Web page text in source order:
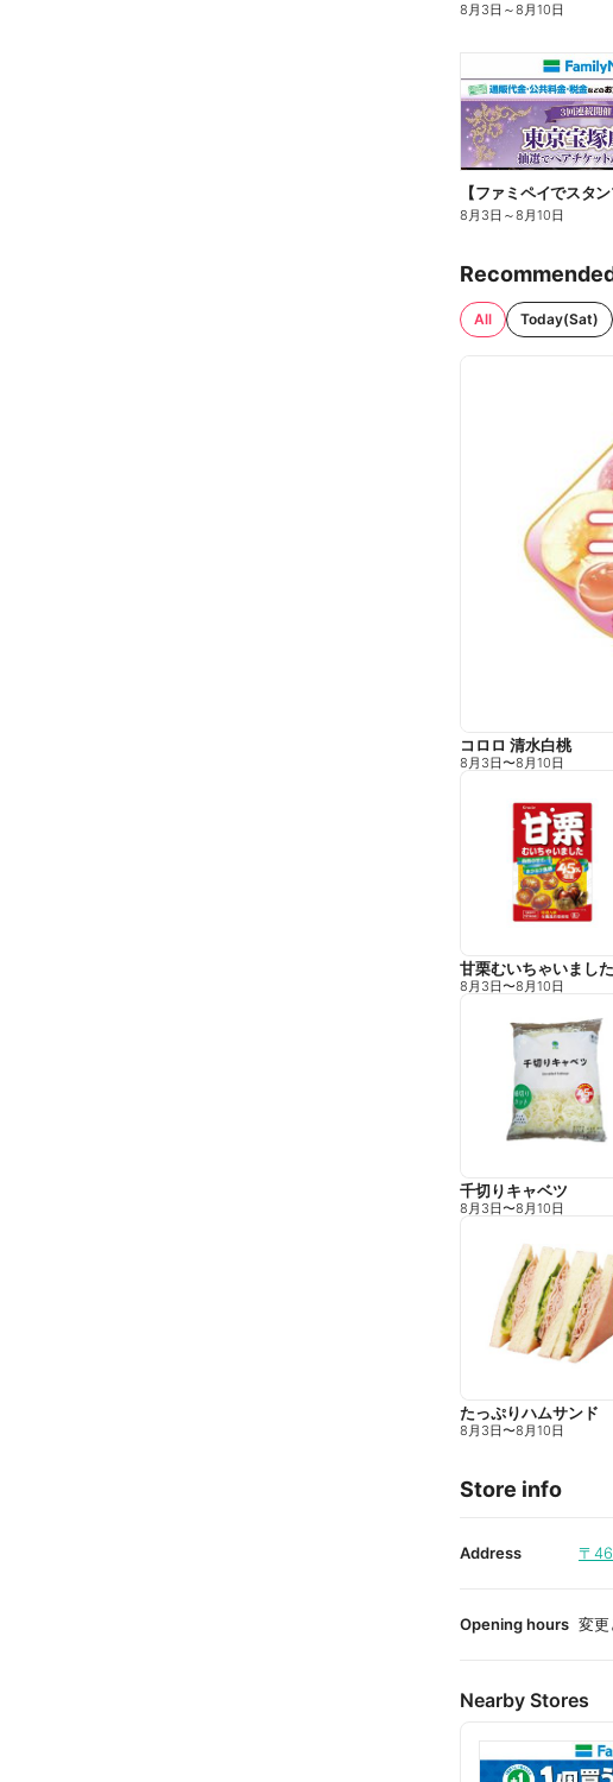
8月3日 ～8月10日
8月3日 ～8月10日
All Today(Sat)
コロロ 清水白桃
8月3日〜8月10日
甘栗むいちゃいました
8月3日〜8月10日
千切りキャベツ
8月3日〜8月10日
たっぷりハムサンド
8月3日〜8月10日
Store info
Address 〒
Opening hours 変更
Nearby Stores